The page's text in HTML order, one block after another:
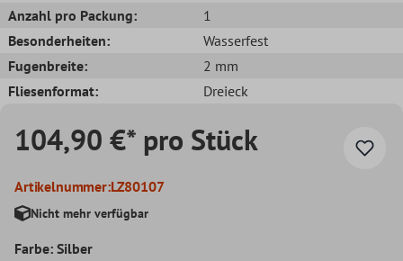
Anzahl pro Packung:
1
Besonderheiten:
Wasserfest
Fugenbreite:
2 mm
Fliesenformat:
Dreieck
104,90 €* pro Stück
Artikelnummer:LZ80107
Nicht mehr verfügbar
Farbe: Silber